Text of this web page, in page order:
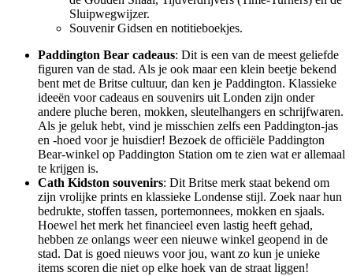
Sluipwegwijzer.
Souvenir Gidsen en notitieboekjes.
Paddington Bear cadeaus: Dit is een van de meest geliefde
figuren van de stad. Als je ook maar een klein beetje bekend
bent met de Britse cultuur, dan ken je Paddington. Klassieke
ideeën voor cadeaus en souvenirs uit Londen zijn onder
andere pluche beren, mokken, sleutelhangers en schrijfwaren.
Als je geluk hebt, vind je misschien zelfs een Paddington-jas
en -hoed voor je huisdier! Bezoek de officiële Paddington
Bear-winkel op Paddington Station om te zien wat er allemaal
te krijgen is.
Cath Kidston souvenirs: Dit Britse merk staat bekend om
zijn vrolijke prints en klassieke Londense stijl. Zoek naar hun
bedrukte, stoffen tassen, portemonnees, mokken en sjaals.
Hoewel het merk het financieel even lastig heeft gehad,
hebben ze onlangs weer een nieuwe winkel geopend in de
stad. Dat is goed nieuws voor jou, want zo kun je unieke
items scoren die niet op elke hoek van de straat liggen!